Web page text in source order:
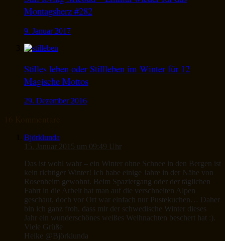
Montagsherz #282
9. Januar 2017
Stilles leben oder Stillleben im Winter für 12
Magische Mottos
29. Dezember 2016
Björklunda
15. Januar 2015 um 09:49 Uhr
Das ist wohl wahr – ein Winter ohne Schnee in den Bergen ist
kein richtiger Winter! Ich habe einige Jahre in der Nähe von
Rosenheim gewohnt. Beim Spaziergang oder der täglichen
Fahrt in die Arbeit hat man auf die verschneiten Alpen
geschaut, doch vor Ort war einfach nur Pustekuchen… Daher
bin ich ganz froh, dass mir der schwedische Winter dieses
Jahr ein wunderschönes weißes Weihnachten beschert hat :).
Viele Grüße
Heike @Björklunda